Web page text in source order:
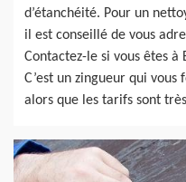
d’étanchéité. Pour un
il est conseillé de vous
Contactez-le si vous êtes à
C’est un zingueur qui
alors que les tarifs sont